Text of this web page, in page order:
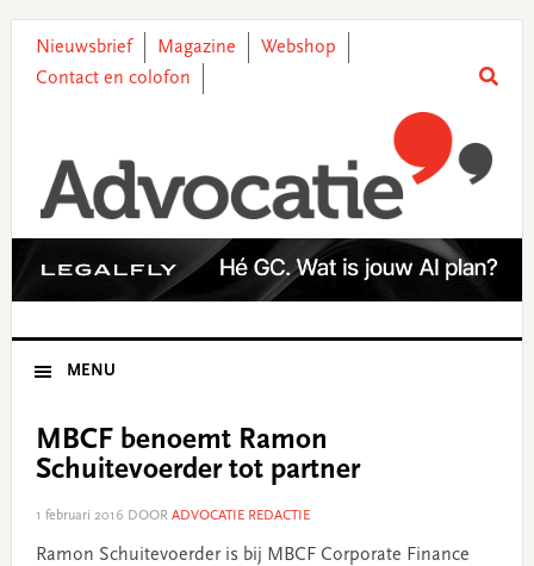
primary
main
primary
footer
Nieuwsbrief Magazine
Webshop
Contact en colofon
MENU
MBCF benoemt Ramon
Schuitevoerder tot partner
1 februari 2016 DOOR ADVOCATIE REDACTIE
Ramon Schuitevoerder is bij MBCF Corporate Finance